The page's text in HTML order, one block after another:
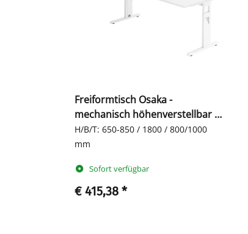
Freiformtisch Osaka -
mechanisch höhenverstellbar -
C-Fuß
H/B/T: 650-850 / 1800 / 800/1000
mm
Sofort verfügbar
€ 415,38 *